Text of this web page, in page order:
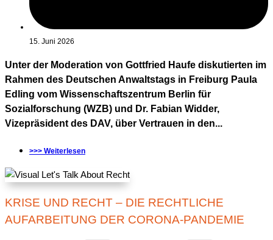
15. Juni 2026
Unter der Moderation von Gottfried Haufe diskutierten im
Rahmen des Deutschen Anwaltstags in Freiburg Paula
Edling vom Wissenschaftszentrum Berlin für
Sozialforschung (WZB) und Dr. Fabian Widder,
Vizepräsident des DAV, über Vertrauen in den...
>>> Weiterlesen
KRISE UND RECHT – DIE RECHTLICHE
AUFARBEITUNG DER CORONA-PANDEMIE